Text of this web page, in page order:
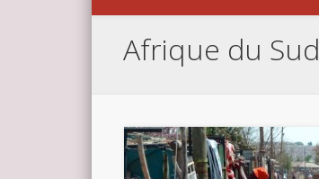
Afrique du